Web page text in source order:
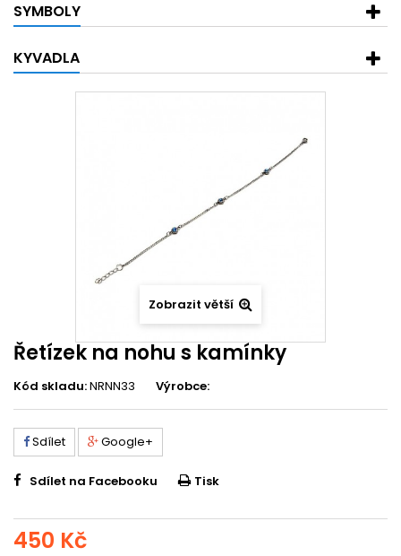
SYMBOLY
KYVADLA
Zobrazit větší
Řetízek na nohu s kamínky
Kód skladu:NRNN33 Výrobce:
Sdílet Google+
Sdílet na Facebooku Tisk
450 Kč